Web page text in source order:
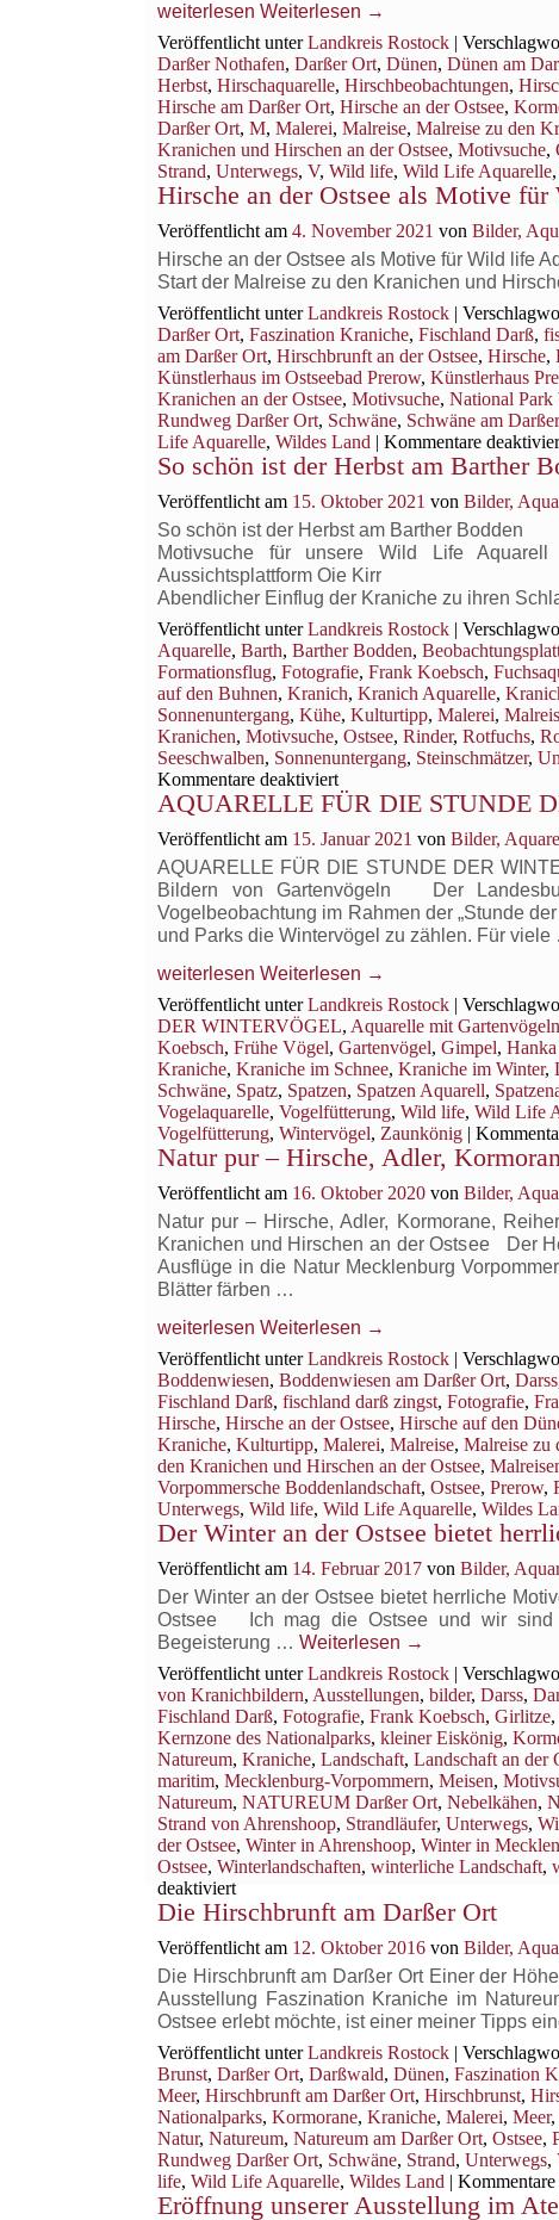
weiterlesen Weiterlesen →
Veröffentlicht unter Landkreis Rostock |
Darßer Nothafen, Darßer Ort, Dünen, Dünen am
Herbst, Hirschaquarelle, Hirschbeobachtungen,
Hirsche am Darßer Ort, Hirsche an der Ostsee,
Darßer Ort, M, Malerei, Malreise, Malreise zu den
Kranichen und Hirschen an der Ostsee, Motivsuche,
Strand, Unterwegs, V, Wild life, Wild Life Aquarelle,
Hirsche an der Ostsee als Motive
Veröffentlicht am 4. November 2021 von Bilder,
Hirsche an der Ostsee als Motive für Wild life
Start der Malreise zu den Kranichen und
Veröffentlicht unter Landkreis Rostock |
Darßer Ort, Faszination Kraniche, Fischland Darß,
am Darßer Ort, Hirschbrunft an der Ostsee, Hirsche,
Künstlerhaus im Ostseebad Prerow, Künstlerhaus
Kranichen an der Ostsee, Motivsuche, National Park
Rundweg Darßer Ort, Schwäne, Schwäne am
Life Aquarelle, Wildes Land | Kommentare
So schön ist der Herbst am Barther
Veröffentlicht am 15. Oktober 2021 von Bilder,
So schön ist der Herbst am Barther Bodden
Motivsuche für unsere Wild Life
Aussichtsplattform Oie Kirr
Abendlicher Einflug der Kraniche zu ihren
Veröffentlicht unter Landkreis Rostock |
Aquarelle, Barth, Barther Bodden,
Formationsflug, Fotografie, Frank Koebsch,
auf den Buhnen, Kranich, Kranich Aquarelle,
Sonnenuntergang, Kühe, Kulturtipp, Malerei,
Kranichen, Motivsuche, Ostsee, Rinder, Rotfuchs,
Seeschwalben, Sonnenuntergang, Steinschmätzer,
Kommentare deaktiviertfür
So
ist
der
Herbst
am
Barther
Bodden
AQUARELLE FÜR DIE STUNDE
Veröffentlicht am 15. Januar 2021 von Bilder,
AQUARELLE FÜR DIE STUNDE DER
Bildern von Gartenvögeln Der
Vogelbeobachtung im Rahmen der „Stunde
und Parks die Wintervögel zu zählen. Für
weiterlesen Weiterlesen →
Veröffentlicht unter Landkreis Rostock |
DER WINTERVÖGEL, Aquarelle mit Gartenvögeln
Koebsch, Frühe Vögel, Gartenvögel, Gimpel,
Kraniche, Kraniche im Schnee, Kraniche im Winter,
Schwäne, Spatz, Spatzen, Spatzen Aquarell,
Vogelaquarelle, Vogelfütterung, Wild life, Wild Life
Vogelfütterung, Wintervögel, Zaunkönig |
Natur pur – Hirsche, Adler,
Veröffentlicht am 16. Oktober 2020 von Bilder,
Natur pur – Hirsche, Adler, Kormorane,
Kranichen und Hirschen an der Ostsee Der
Ausflüge in die Natur Mecklenburg
Blätter färben …
weiterlesen Weiterlesen →
Veröffentlicht unter Landkreis Rostock |
Boddenwiesen, Boddenwiesen am Darßer Ort, Darss
Fischland Darß, fischland darß zingst, Fotografie,
Hirsche, Hirsche an der Ostsee, Hirsche auf den
Kraniche, Kulturtipp, Malerei, Malreise, Malreise zu
den Kranichen und Hirschen an der Ostsee,
Vorpommersche Boddenlandschaft, Ostsee, Prerow,
Unterwegs, Wild life, Wild Life Aquarelle, Wildes
Der Winter an der Ostsee bietet
Veröffentlicht am 14. Februar 2017 von Bilder,
Der Winter an der Ostsee bietet herrliche
Ostsee Ich mag die Ostsee und wir sind
Begeisterung … Weiterlesen →
Veröffentlicht unter Landkreis Rostock |
von Kranichbildern, Ausstellungen, bilder, Darss,
Fischland Darß, Fotografie, Frank Koebsch, Girlitze,
Kernzone des Nationalparks, kleiner Eiskönig,
Natureum, Kraniche, Landschaft, Landschaft an der
maritim, Mecklenburg-Vorpommern, Meisen,
Natureum, NATUREUM Darßer Ort, Nebelkähen,
Strand von Ahrenshoop, Strandläufer, Unterwegs,
der Ostsee, Winter in Ahrenshoop, Winter in
Ostsee, Winterlandschaften, winterliche Landschaft,
deaktiviertfür
Der
an
der
Ostsee
bietet
Motive
Die Hirschbrunft am Darßer Ort
Veröffentlicht am 12. Oktober 2016 von Bilder,
Die Hirschbrunft am Darßer Ort Einer der
Ausstellung Faszination Kraniche im
Ostsee erlebt möchte, ist einer meiner Tipps
Veröffentlicht unter Landkreis Rostock |
Brunst, Darßer Ort, Darßwald, Dünen, Faszination
Meer, Hirschbrunft am Darßer Ort, Hirschbrunst,
Nationalparks, Kormorane, Kraniche, Malerei, Meer,
Natur, Natureum, Natureum am Darßer Ort, Ostsee,
Rundweg Darßer Ort, Schwäne, Strand, Unterwegs,
life, Wild Life Aquarelle, Wildes Land |
Eröffnung unserer Ausstellung im